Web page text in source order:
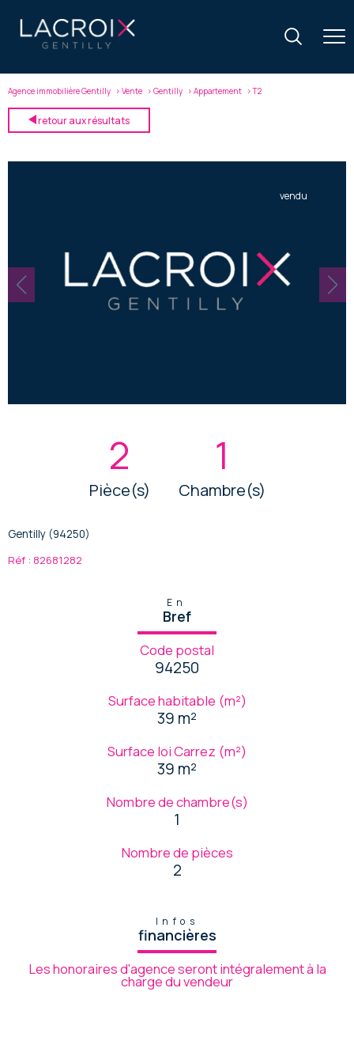
Agence immobilière Gentilly Vente Gentilly Appartement T2
retour aux résultats
vendu
2
Pièce(s)
1
Chambre(s)
Gentilly (94250)
Réf : 82681282
En
Bref
Code postal
94250
Surface habitable (m²)
39 m²
Surface loi Carrez (m²)
39 m²
Nombre de chambre(s)
1
Nombre de pièces
2
Infos
financières
Les honoraires d'agence seront intégralement à la
charge du vendeur